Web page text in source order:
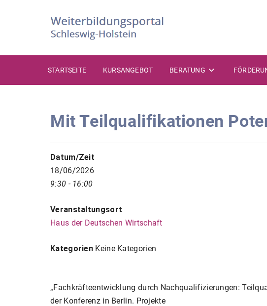
STARTSEITE KURSANGEBOT BERATUNG
Mit Teilqualifikationen
Datum/Zeit
18/06/2026
9:30 - 16:00
Veranstaltungsort
Haus der Deutschen Wirtschaft
Kategorien Keine Kategorien
„Fachkräfteentwicklung durch Nachqualifizierungen:
der Konferenz in Berlin. Projekte